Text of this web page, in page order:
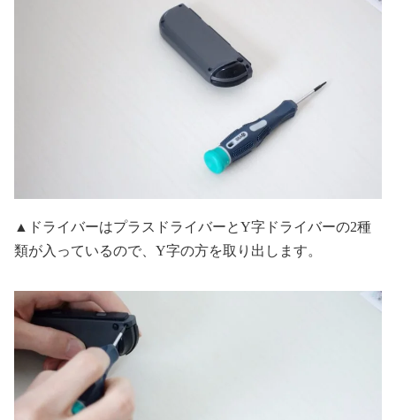
▲ドライバーはプラスドライバーとY字ドライバーの2種
類が入っているので、Y字の方を取り出します。